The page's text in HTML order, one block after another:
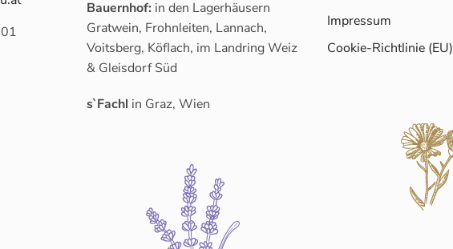
Bauernhof: in den Lagerhäusern
Gratwein, Frohnleiten, Lannach,
Voitsberg, Köflach, im Landring Weiz
& Gleisdorf Süd
s`Fachl in Graz, Wien
Impressum
Cookie-Richtlinie (EU)